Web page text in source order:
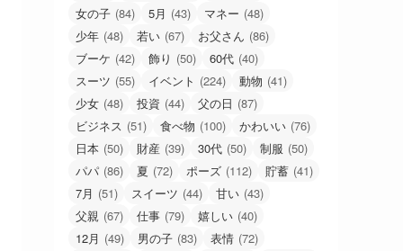
女の子 (84) 5月 (43) マネー (48)
少年 (48) 若い (67) お父さん (86)
ブーケ (42) 飾り (50) 60代 (40)
スーツ (55) イベント (224) 動物 (41)
少女 (48) 投資 (44) 父の日 (87)
ビジネス (51) 食べ物 (100) かわいい (76)
日本 (50) 財産 (39) 30代 (50) 制服 (50)
パパ (86) 夏 (72) ポーズ (112) 貯蓄 (41)
7月 (51) スイーツ (44) 甘い (43)
父親 (67) 仕事 (79) 嬉しい (40)
12月 (49) 男の子 (83) 表情 (72)